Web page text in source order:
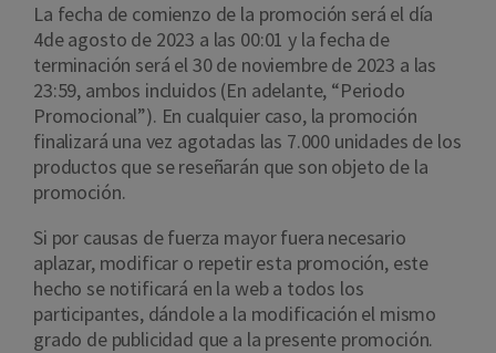
La fecha de comienzo de la promoción será el día
4de agosto de 2023 a las 00:01 y la fecha de
terminación será el 30 de noviembre de 2023 a las
23:59, ambos incluidos (En adelante, “Periodo
Promocional”). En cualquier caso, la promoción
finalizará una vez agotadas las 7.000 unidades de los
productos que se reseñarán que son objeto de la
promoción.
Si por causas de fuerza mayor fuera necesario
aplazar, modificar o repetir esta promoción, este
hecho se notificará en la web a todos los
participantes, dándole a la modificación el mismo
grado de publicidad que a la presente promoción.